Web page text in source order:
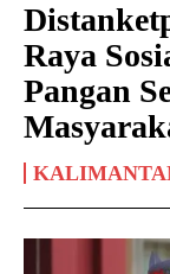
Raya
Pangan